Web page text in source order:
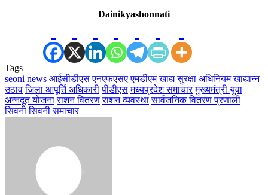
Dainikyashonnati
Tags
seoni news आईसीडीएस एनएफएसए एमडीएम खाद्य सुरक्षा अधिनियम खाद्यान्न
उठाव जिला आपूर्ति अधिकारी पीडीएस मध्यप्रदेश समाचार मुख्यमंत्री युवा
अन्नदूत योजना राशन वितरण राशन व्यवस्था सार्वजनिक वितरण प्रणाली
सिवनी सिवनी समाचार